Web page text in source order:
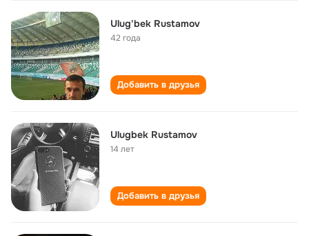
Ulug'bek Rustamov
42 года
Добавить в друзья
Ulugbek Rustamоv
14 лет
Добавить в друзья